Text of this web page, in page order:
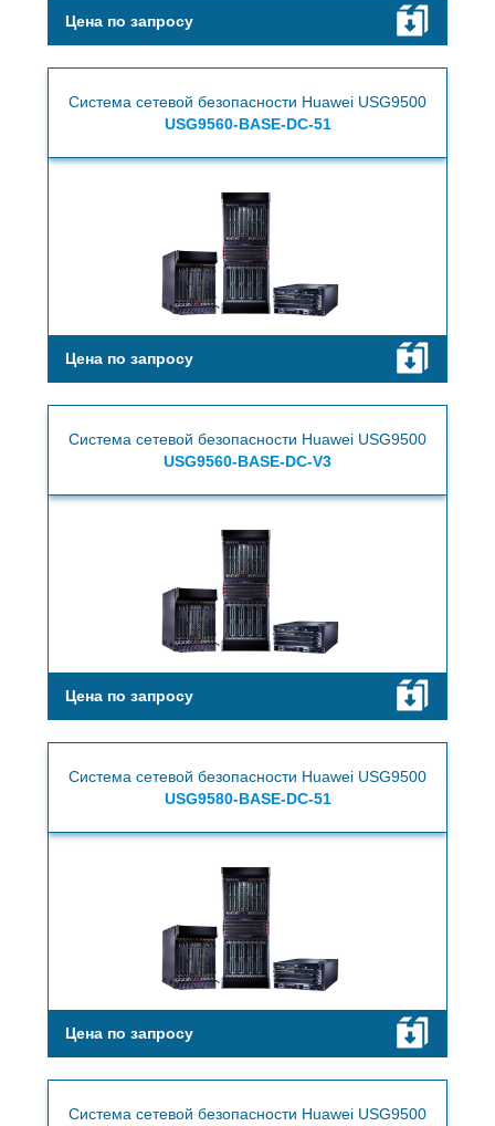
Цена по запросу
Система сетевой безопасности Huawei USG9500
USG9560-BASE-DC-51
Цена по запросу
Система сетевой безопасности Huawei USG9500
USG9560-BASE-DC-V3
Цена по запросу
Система сетевой безопасности Huawei USG9500
USG9580-BASE-DC-51
Цена по запросу
Система сетевой безопасности Huawei USG9500